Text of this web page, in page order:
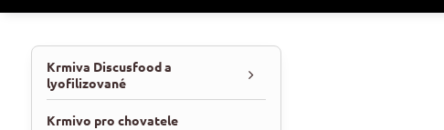
Krmiva Discusfood a
lyofilizované
Krmivo pro chovatele